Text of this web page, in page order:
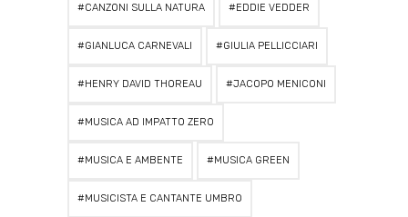
CANZONI SULLA NATURA EDDIE VEDDER
GIANLUCA CARNEVALI GIULIA PELLICCIARI
HENRY DAVID THOREAU JACOPO MENICONI
MUSICA AD IMPATTO ZERO
MUSICA E AMBENTE MUSICA GREEN
MUSICISTA E CANTANTE UMBRO